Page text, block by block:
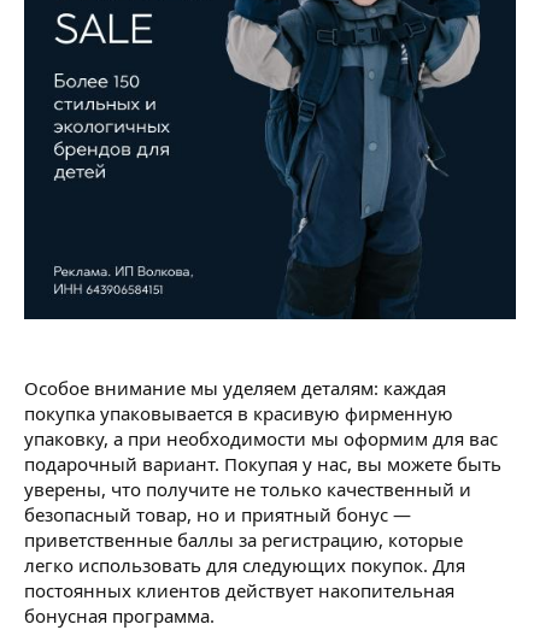
Особое внимание мы уделяем деталям: каждая
покупка упаковывается в красивую фирменную
упаковку, а при необходимости мы оформим для вас
подарочный вариант. Покупая у нас, вы можете быть
уверены, что получите не только качественный и
безопасный товар, но и приятный бонус —
приветственные баллы за регистрацию, которые
легко использовать для следующих покупок. Для
постоянных клиентов действует накопительная
бонусная программа.